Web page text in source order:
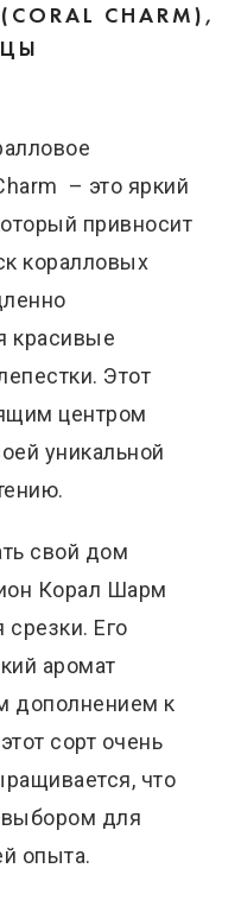
СHARM),
– это яркий
привносит
коралловых
красивые
Этот
центром
уникальной
свой дом
Корал Шарм
Его
аромат
дополнением к
сорт очень
что
для
опыта.